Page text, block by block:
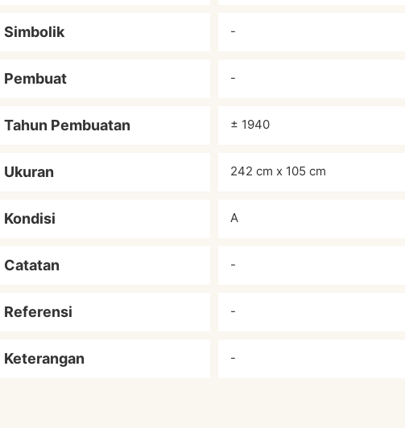
Simbolik -
Pembuat -
Tahun Pembuatan ± 1940
Ukuran 242 cm x 105 cm
Kondisi A
Catatan -
Referensi -
Keterangan -